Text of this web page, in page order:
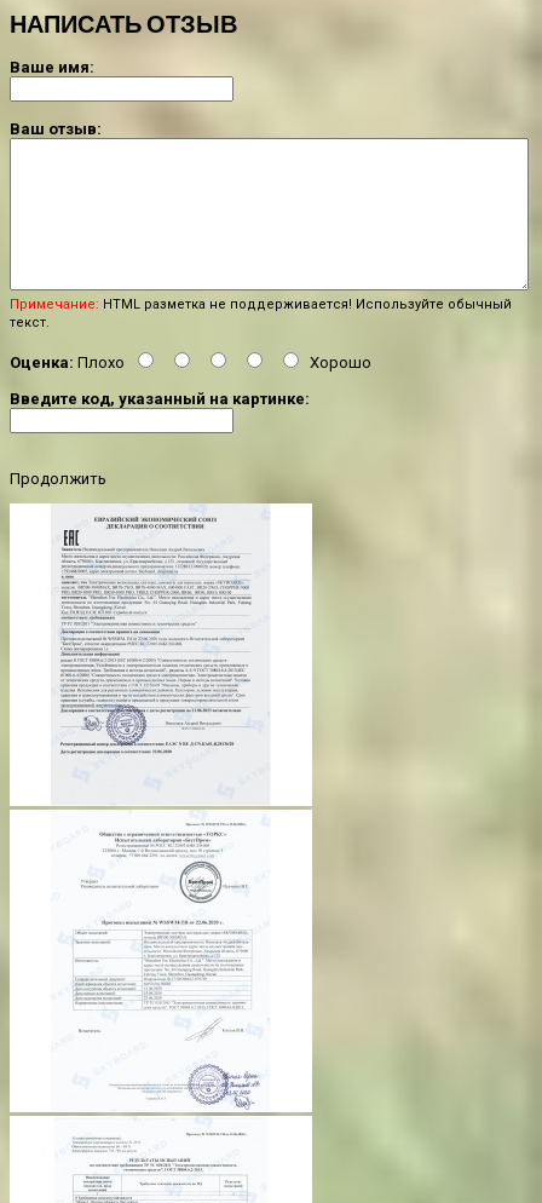
НАПИСАТЬ ОТЗЫВ
Ваше имя:
Ваш отзыв:
Примечание: HTML разметка не поддерживается! Используйте обычный
текст.
Оценка: Плохо
Хорошо
Введите код, указанный на картинке:
Продолжить